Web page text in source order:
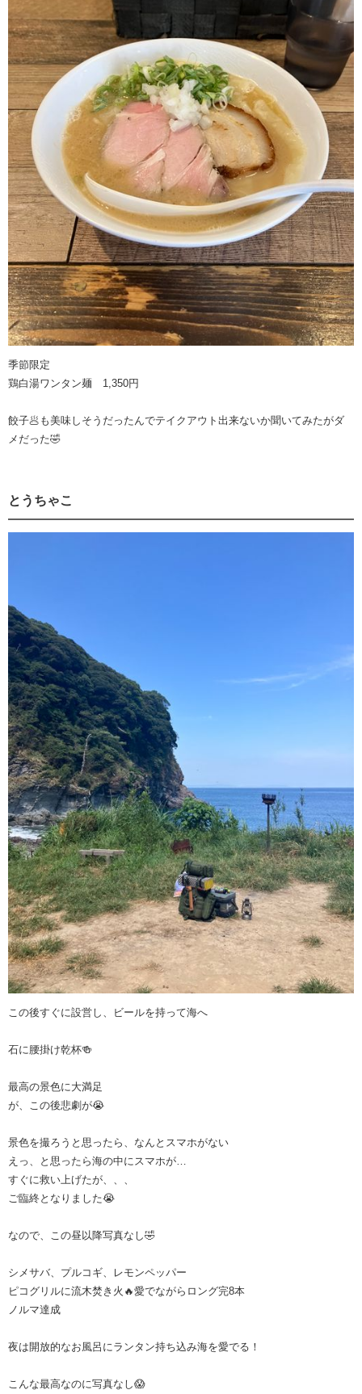
季節限定
鶏白湯ワンタン麺 1,350円
餃子🥟も美味しそうだったんでテイクアウト出来ないか聞いてみたがダ
メだった🤣
とうちゃこ
この後すぐに設営し、ビールを持って海へ
石に腰掛け乾杯🍻
最高の景色に大満足
が、この後悲劇が😭
景色を撮ろうと思ったら、なんとスマホがない
えっ、と思ったら海の中にスマホが…
すぐに救い上げたが、、、
ご臨終となりました😭
なので、この昼以降写真なし🤣
シメサバ、プルコギ、レモンペッパー
ピコグリルに流木焚き火🔥愛でながらロング完8本
ノルマ達成
夜は開放的なお風呂にランタン持ち込み海を愛でる！
こんな最高なのに写真なし😱